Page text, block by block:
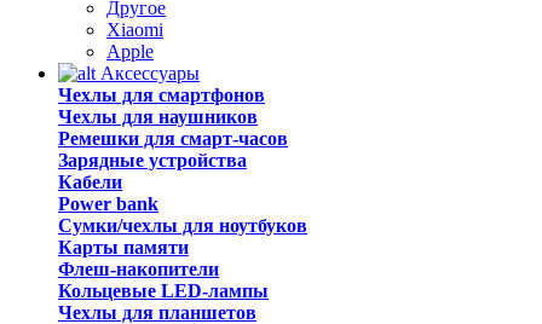
Другое
Xiaomi
Apple
Аксессуары
Чехлы для смартфонов
Чехлы для наушников
Ремешки для смарт-часов
Зарядные устройства
Кабели
Power bank
Сумки/чехлы для ноутбуков
Карты памяти
Флеш-накопители
Кольцевые LED-лампы
Чехлы для планшетов